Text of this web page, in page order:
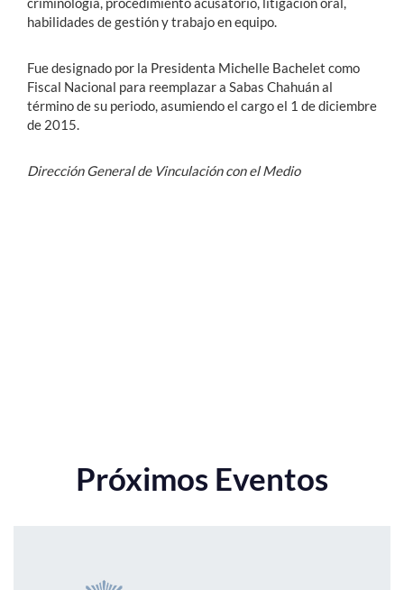
habilidades de gestión y trabajo en equipo.
Fue designado por la Presidenta Michelle Bachelet como
Fiscal Nacional para reemplazar a Sabas Chahuán al
término de su periodo, asumiendo el cargo el 1 de diciembre
de 2015.
Dirección General de Vinculación con el Medio
Próximos Eventos